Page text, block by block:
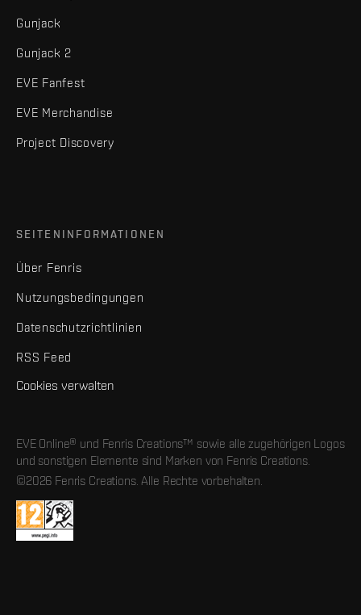
Gunjack
Gunjack 2
EVE Fanfest
EVE Merchandise
Project Discovery
SEITENINFORMATIONEN
Über Fenris
Nutzungsbedingungen
Datenschutzrichtlinien
RSS Feed
Cookies verwalten
EVE Online® und Fenris Creations™ sowie alle zugehörigen Logos
und sonstigen Elemente sind Marken von Fenris Creations.
©2026 Fenris Creations. Alle Rechte vorbehalten.